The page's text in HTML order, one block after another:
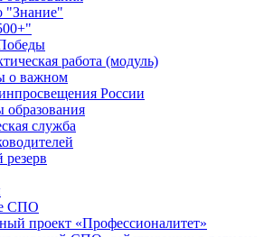
"Знание"
работа (модуль)
о важном
России
служба
СПО
проект «Профессионалитет»